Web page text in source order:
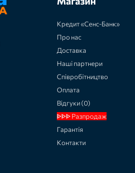
Кредит «Сенс-Банк»
Про нас
Доставка
Наші партнери
Співробітництво
Оплата
Відгуки (0)
ᐈᐈᐈ Разпродаж
Гарантія
Контакти